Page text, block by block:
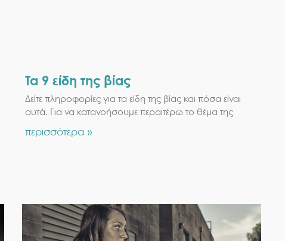
Τα 9 είδη της βίας
Δείτε πληροφορίες για τα είδη της βίας και πόσα είναι
αυτά. Για να κατανοήσουμε περαιτέρω το θέμα της
περισσότερα »